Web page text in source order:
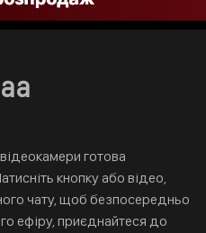
готова
кнопку або відео,
чату, щоб безпосередньо
ефіру, приєднайтеся до